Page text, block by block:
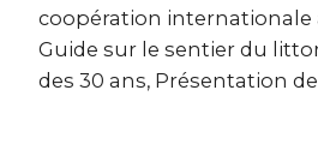
coopération internationale
Guide sur le sentier du
des 30 ans, Présentation de